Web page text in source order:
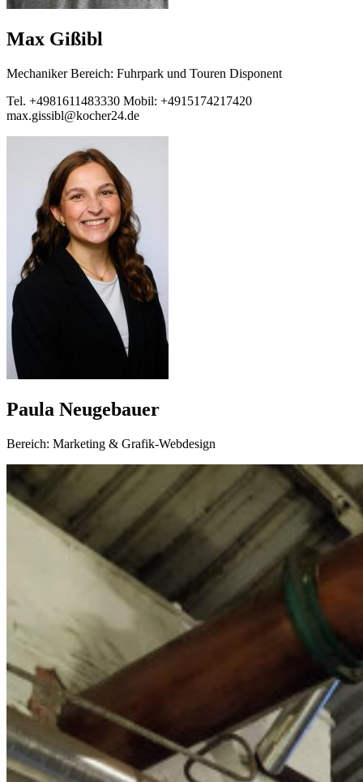
Max Gißibl
Mechaniker Bereich: Fuhrpark und Touren Disponent
Tel. +4981611483330 Mobil: +4915174217420
max.gissibl@kocher24.de
Paula Neugebauer
Bereich: Marketing & Grafik-Webdesign